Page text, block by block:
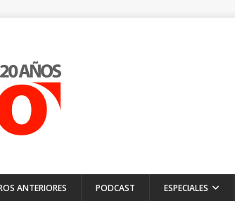
ANTERIORES PODCAST ESPECIALES